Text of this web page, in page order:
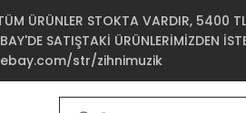
ÜRÜNLER STOKTA VARDIR, 5400 TL
SATIŞTAKİ ÜRÜNLERİMİZDEN
str/zihnimuzik